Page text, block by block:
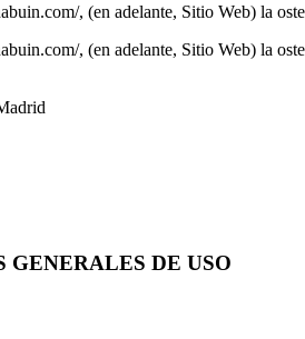
, (en adelante, Sitio Web) la
, (en adelante, Sitio Web) la
DE USO